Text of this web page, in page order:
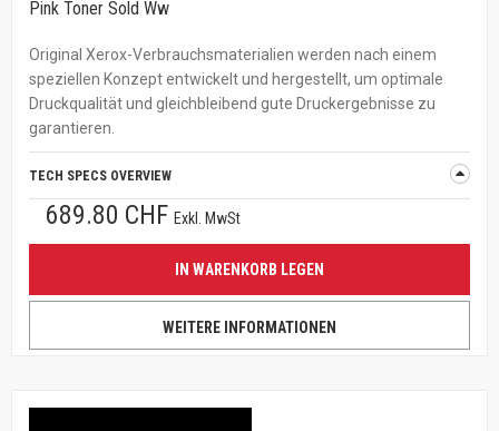
Pink Toner Sold Ww
Original Xerox-Verbrauchsmaterialien werden nach einem
speziellen Konzept entwickelt und hergestellt, um optimale
Druckqualität und gleichbleibend gute Druckergebnisse zu
garantieren.
TECH SPECS OVERVIEW
689.80 CHF Exkl. MwSt
IN WARENKORB LEGEN
WEITERE INFORMATIONEN